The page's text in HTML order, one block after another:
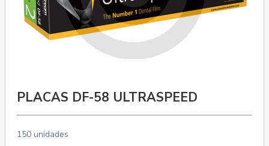
PLACAS DF-58 ULTRASPEED
150 unidades